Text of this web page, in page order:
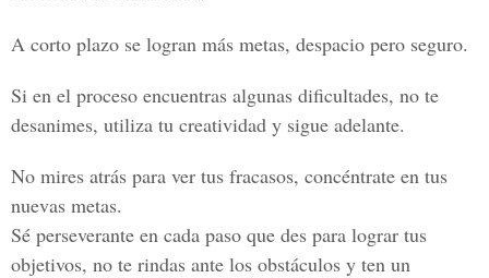
A corto plazo se logran más metas, despacio pero seguro.
Si en el proceso encuentras algunas dificultades, no te
desanimes, utiliza tu creatividad y sigue adelante.
No mires atrás para ver tus fracasos, concéntrate en tus
nuevas metas.
Sé perseverante en cada paso que des para lograr tus
objetivos, no te rindas ante los obstáculos y ten un